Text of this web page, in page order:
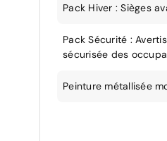
Pack Hiver : Sièges
Pack Sécurité :
sécurisée des
Peinture métallisée
Radars de